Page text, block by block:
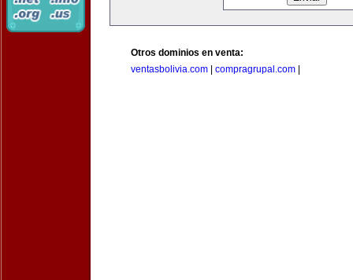
Otros dominios en venta:
ventasbolivia.com
compragrupal.com